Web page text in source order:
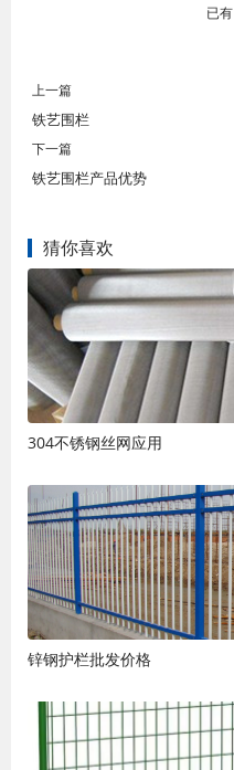
已有
上一篇
铁艺围栏
下一篇
铁艺围栏产品优势
猜你喜欢
304不锈钢丝网应用
锌钢护栏批发价格